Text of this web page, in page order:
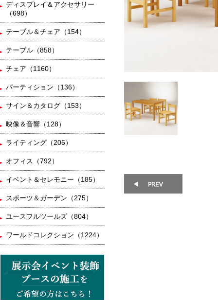
ディスプレイ＆アクセサリー
（698）
テーブル＆チェア（154）
テーブル（858）
チェア（1160）
パーティション（136）
サイン＆カタログ（153）
映像＆音響（128）
ライティング（206）
オフィス（792）
イベント＆セレモニー（185）
スポーツ＆ガーデン（275）
ユースフルツールズ（804）
ワールドコレクション（1224）